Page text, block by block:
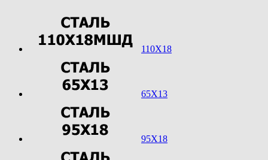
110Х18
65Х13
95Х18